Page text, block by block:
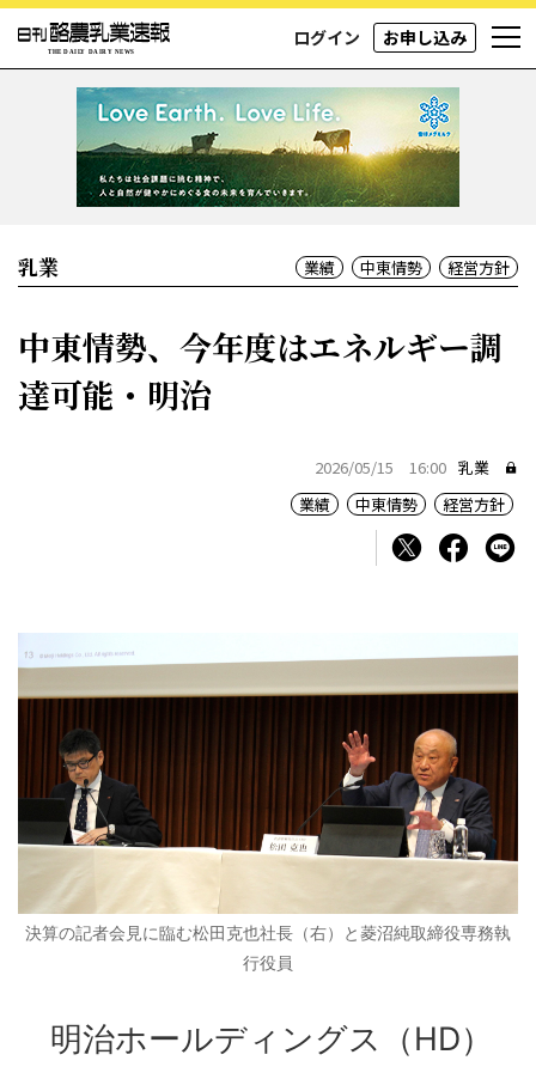
ログイン お申し込み
乳業 業績 中東情勢 経営方針
中東情勢、今年度はエネルギー調
達可能・明治
2026/05/15 16:00 乳業
業績
中東情勢 経営方針
決算の記者会見に臨む松田克也社長（右）と菱沼純取締役専務執
行役員
明治ホールディングス（HD）